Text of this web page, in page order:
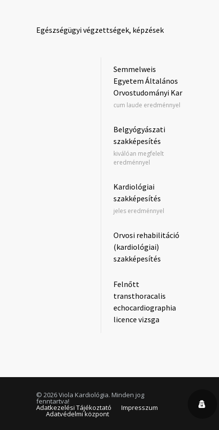
Egészségügyi végzettségek, képzések
Semmelweis
Egyetem Általános
Orvostudományi Kar
cum laude eredménnyel
Belgyógyászati
szakképesítés
kiválóan megfelelt
eredménnyel
Kardiológiai
szakképesítés
jeles eredménnyel
Orvosi rehabilitáció
(kardiológiai)
szakképesítés
Felnőtt
transthoracalis
echocardiographia
licence vizsga
© 2026 Viola Kardiológia. Minden jog
fenntartva!
Adatkezelési Tájékoztató Impresszum
Adatvédelmi központ